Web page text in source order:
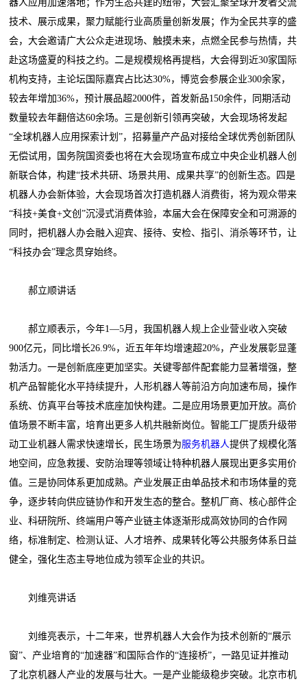
器人应用加速落地；作为生态共建的纽带，大会汇聚全球开发者交流
技术、展示成果，聚力赋能行业高质量创新发展；作为全民共享的盛
会，大会邀请广大公众走进现场、触摸未来，点燃全民参与热情，共
赴这场盛夏的科技之约。二是规模规格再提档，大会得到近30家国际
机构支持，主论坛国际嘉宾占比达30%，博览会参展企业300余家，
较去年增加36%，预计展品超2000件，首发新品150余件，同期活动
数量较去年翻倍达60余场。三是创新引领再突破，大会现场将发起
“全球机器人应用探索计划”，招募量产产品对接给全球优秀创新团队
无偿试用，国务院国资委也将在大会现场宣布成立中央企业机器人创
新联合体，构建“技术共研、场景共用、成果共享”的创新生态。四是
机器人办会新体验，大会现场首次打造机器人消费街，将为观众带来
“科技+美食+文创”沉浸式消费体验，本届大会在保障安全和可溯源的
同时，把机器人办会融入迎宾、接待、安检、指引、消杀等环节，让
“科技办会”理念贯穿始终。
郝立顺讲话
郝立顺表示，今年1—5月，我国机器人规上企业营业收入突破
900亿元，同比增长26.9%，近五年年均增速超20%，产业发展彰显蓬
勃活力。一是创新底座更加坚实。关键零部件配套能力显著增强，整
机产品智能化水平持续提升，人形机器人等前沿方向加速布局，操作
系统、仿真平台等技术底座加快构建。二是应用场景更加开放。高价
值场景不断丰富，培育出更多人机共融新岗位。智能工厂提质升级带
动工业机器人需求快速增长，民生场景为服务机器人提供了规模化落
地空间，应急救援、安防治理等领域让特种机器人展现出更多实用价
值。三是协同体系更加成熟。产业发展正由单品技术和市场体量的竞
争，逐步转向供应链协作和开发生态的整合。整机厂商、核心部件企
业、科研院所、终端用户等产业链主体逐渐形成高效协同的合作网
络，标准制定、检测认证、人才培养、成果转化等公共服务体系日益
健全，强化生态主导地位成为领军企业的共识。
刘维亮讲话
刘维亮表示，十二年来，世界机器人大会作为技术创新的“展示
窗”、产业培育的“加速器”和国际合作的“连接桥”，一路见证并推动
了北京机器人产业的发展与壮大。一是产业能级稳步突破。北京市机